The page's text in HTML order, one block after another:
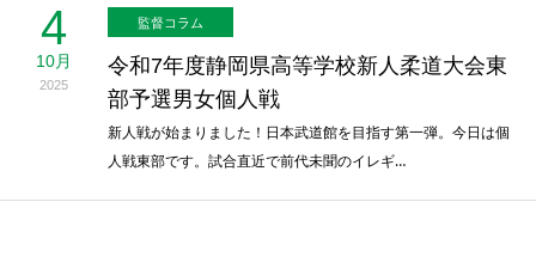
4
10月
2025
監督コラム
令和7年度静岡県高等学校新人柔道大会東
部予選男女個人戦
新人戦が始まりました！日本武道館を目指す第一弾。今日は個
人戦東部です。試合直近で前代未聞のイレギ…
大会記録
写真集
応援メッセージ一覧